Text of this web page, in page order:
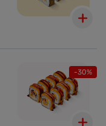
-30%